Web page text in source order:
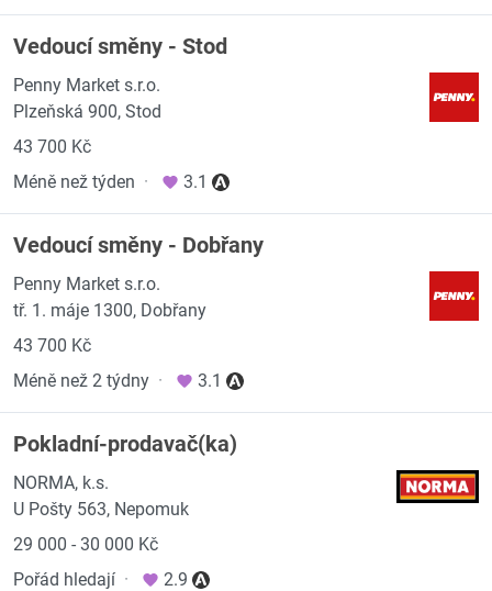
Vedoucí směny - Stod
Penny Market s.r.o.
Plzeňská 900, Stod
43 700 Kč
Méně než týden · 3.1
Vedoucí směny - Dobřany
Penny Market s.r.o.
tř. 1. máje 1300, Dobřany
43 700 Kč
Méně než 2 týdny · 3.1
Pokladní-prodavač(ka)
NORMA, k.s.
U Pošty 563, Nepomuk
29 000 - 30 000 Kč
Pořád hledají · 2.9